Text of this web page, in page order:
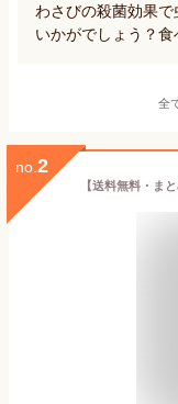
わさびの殺菌効果
いかがでしょう？食
全
no. 2